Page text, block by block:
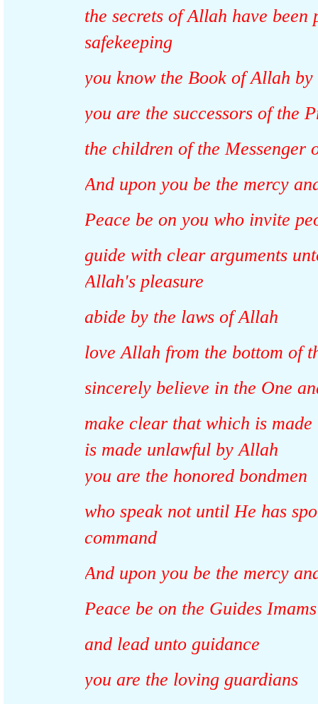
the secrets of Allah have
safekeeping
you know the Book of Allah
you are the successors of
the children of the
And upon you be the mercy
Peace be on you who invite
guide with clear arguments
Allah's pleasure
abide by the laws of Allah
love Allah from the bottom
sincerely believe in the One
make clear that which is
is made unlawful by Allah
who speak not until He has
command
And upon you be the mercy
Peace be on the Guides
and lead unto guidance
you are the loving guardians